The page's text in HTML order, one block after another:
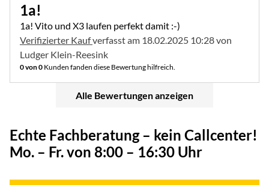
1a!
1a! Vito und X3 laufen perfekt damit :-)
Verifizierter Kaufverfasst am 18.02.2025 10:28 von
Ludger Klein-Reesink
0 von 0 Kunden fanden diese Bewertung hilfreich.
Alle Bewertungen anzeigen
Echte Fachberatung – kein Callcenter!
Mo. – Fr. von 8:00 – 16:30 Uhr